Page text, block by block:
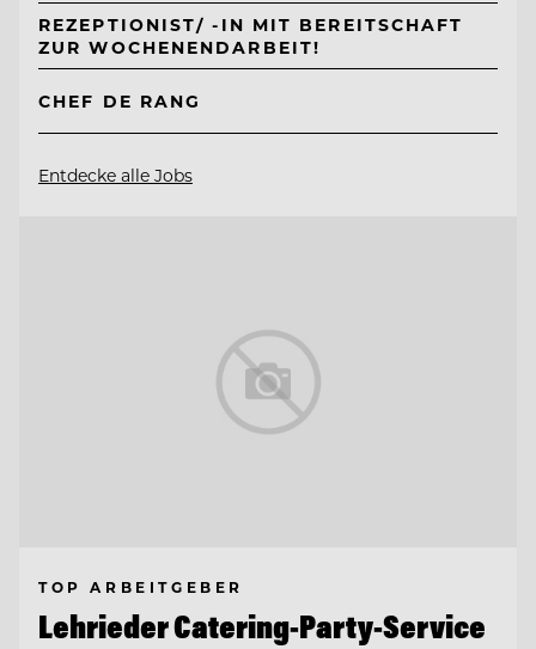
REZEPTIONIST/ -IN MIT BEREITSCHAFT
ZUR WOCHENENDARBEIT!
CHEF DE RANG
Entdecke alle Jobs
TOP ARBEITGEBER
Lehrieder Catering-Party-Service